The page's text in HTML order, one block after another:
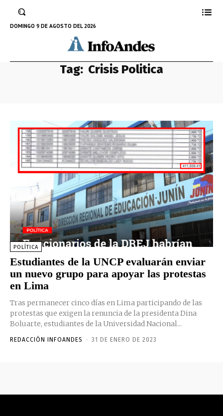
DOMINGO 9 DE AGOSTO DEL 2026
Tag: Crisis Politica
POLÍTICA
Estudiantes de la UNCP evaluarán enviar
un nuevo grupo para apoyar las protestas
en Lima
Tras permanecer cinco días en Lima participando de las
protestas que exigen la renuncia de la presidenta Dina
Boluarte, estudiantes de la Universidad Nacional...
REDACCIÓN INFOANDES - 31 DE ENERO DE 2023